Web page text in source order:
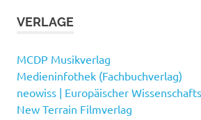
VERLAGE
MCDP Musikverlag
Medieninfothek (Fachbuchverlag)
neowiss | Europäischer
New Terrain Filmverlag